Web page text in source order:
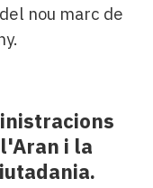
nou marc de
i la